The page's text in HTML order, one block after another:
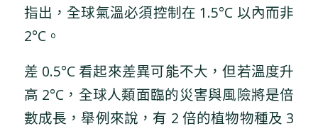
指出，全球氣溫必須控制在 1.5°C 以內而非
2°C。
差 0.5°C 看起來差異可能不大，但若溫度升
高 2°C，全球人類面臨的災害與風險將是倍
數成長，舉例來說，有 2 倍的植物物種及 3